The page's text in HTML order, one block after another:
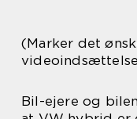
(Marker det
Bil-ejere og